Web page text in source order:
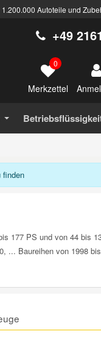
1.200.000 Autoteile und
+49
0
Merkzettel
finden
177 PS und von 44 bis
... Baureihen von 1998